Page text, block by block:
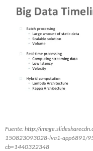
Fuente: http://
150823093028-lva1-app6891/
cb=1440322348